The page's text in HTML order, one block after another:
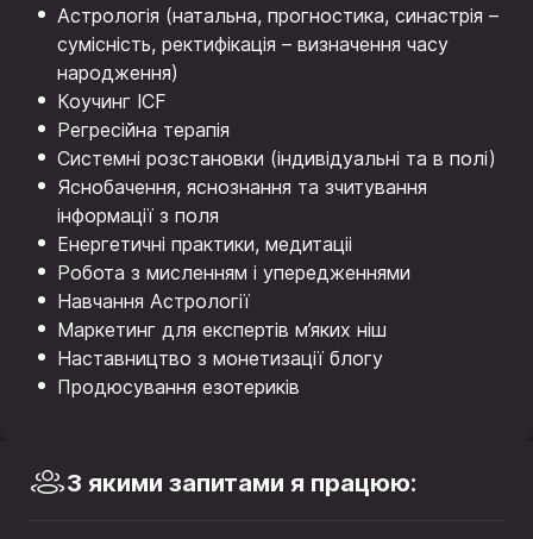
Астрологія (натальна, прогностика, синастрія –
сумісність, ректифікація – визначення часу
народження)
Коучинг ІCF
Регресійна терапія
Системні розстановки (індивідуальні та в полі)
Яснобачення, яснознання та зчитування
інформації з поля
Енергетичні практики, медитаціі
Робота з мисленням і упередженнями
Навчання Астрології
Маркетинг для експертів м’яких ніш
Наставництво з монетизації блогу
Продюсування езотериків
З якими запитами я працюю: